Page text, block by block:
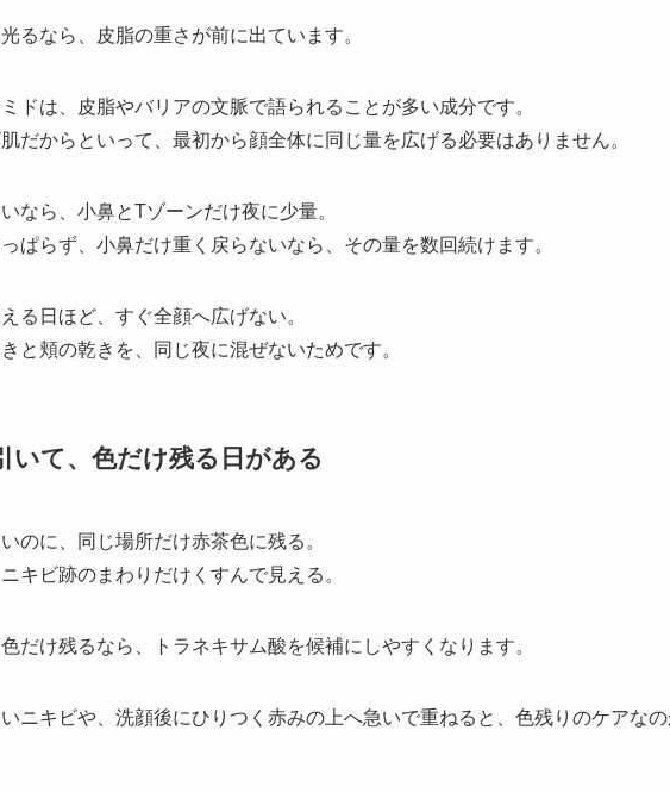
るなら、皮脂の重さが前に出ています。
ドは、皮脂やバリアの文脈で語られることが多い成分です。
だからといって、最初から顔全体に同じ量を広げる必要はありません。
なら、小鼻とTゾーンだけ夜に少量。
ぱらず、小鼻だけ重く戻らないなら、その量を数回続けます。
る日ほど、すぐ全顔へ広げない。
と頬の乾きを、同じ夜に混ぜないためです。
いて、色だけ残る日がある
のに、同じ場所だけ赤茶色に残る。
キビ跡のまわりだけくすんで見える。
だけ残るなら、トラネキサム酸を候補にしやすくなります。
ニキビや、洗顔後にひりつく赤みの上へ急いで重ねると、色残りのケアな